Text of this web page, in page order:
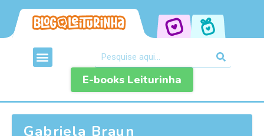
E-books Leiturinha
Gabriela Braun